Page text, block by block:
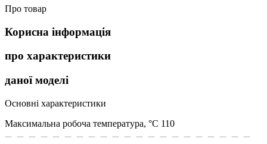
Про товар
Корисна інформація
про характеристики
даної моделі
Основні характеристики
Максимальна робоча температура, °С 110